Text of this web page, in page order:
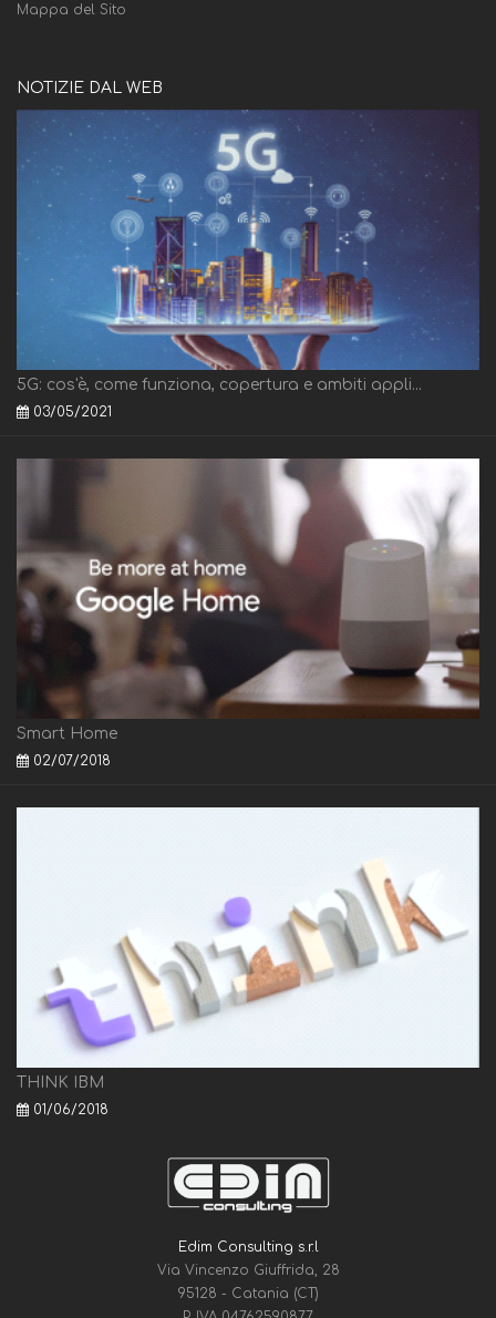
Mappa del Sito
NOTIZIE DAL WEB
5G: cos'è, come funziona, copertura e ambiti appli...
03/05/2021
Smart Home
02/07/2018
THINK IBM
01/06/2018
Edim Consulting s.r.l
Via Vincenzo Giuffrida, 28
95128 - Catania (CT)